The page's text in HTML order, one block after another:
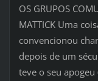
OS GRUPOS
MATTICK Uma
convencionou
depois de um
teve o seu